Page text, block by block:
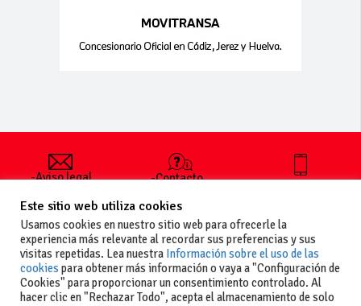
-Aviso legal
generales
de uso
-Política de
privacidad
-Política de
cookies
-Contacto
publicar un
anuncio
-Vende+
+34 627 35
Este sitio web utiliza cookies
Usamos cookies en nuestro sitio web para ofrecerle la
experiencia más relevante al recordar sus preferencias y sus
visitas repetidas. Lea nuestra Información sobre el uso de las
cookies para obtener más información o vaya a "Configuración de
Cookies" para proporcionar un consentimiento controlado. Al
hacer clic en "Rechazar Todo", acepta el almacenamiento de solo